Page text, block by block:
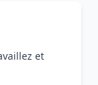
et